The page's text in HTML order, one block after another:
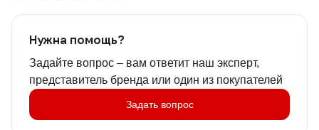
Нужна помощь?
Задайте вопрос – вам ответит наш эксперт,
представитель бренда или один из покупателей
Задать вопрос